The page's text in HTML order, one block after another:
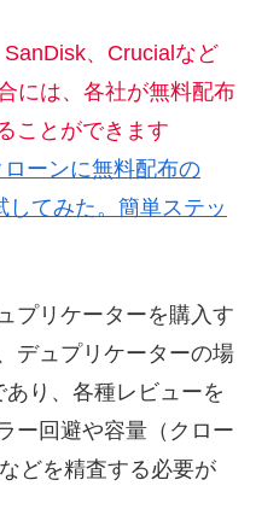
、Crucialなど
には、各社が無料配布
ことができます
ーンに無料配布の
してみた。簡単ステッ
プリケーターを購入す
デュプリケーターの場
り、各種レビューを
ー回避や容量（クロー
どを精査する必要が